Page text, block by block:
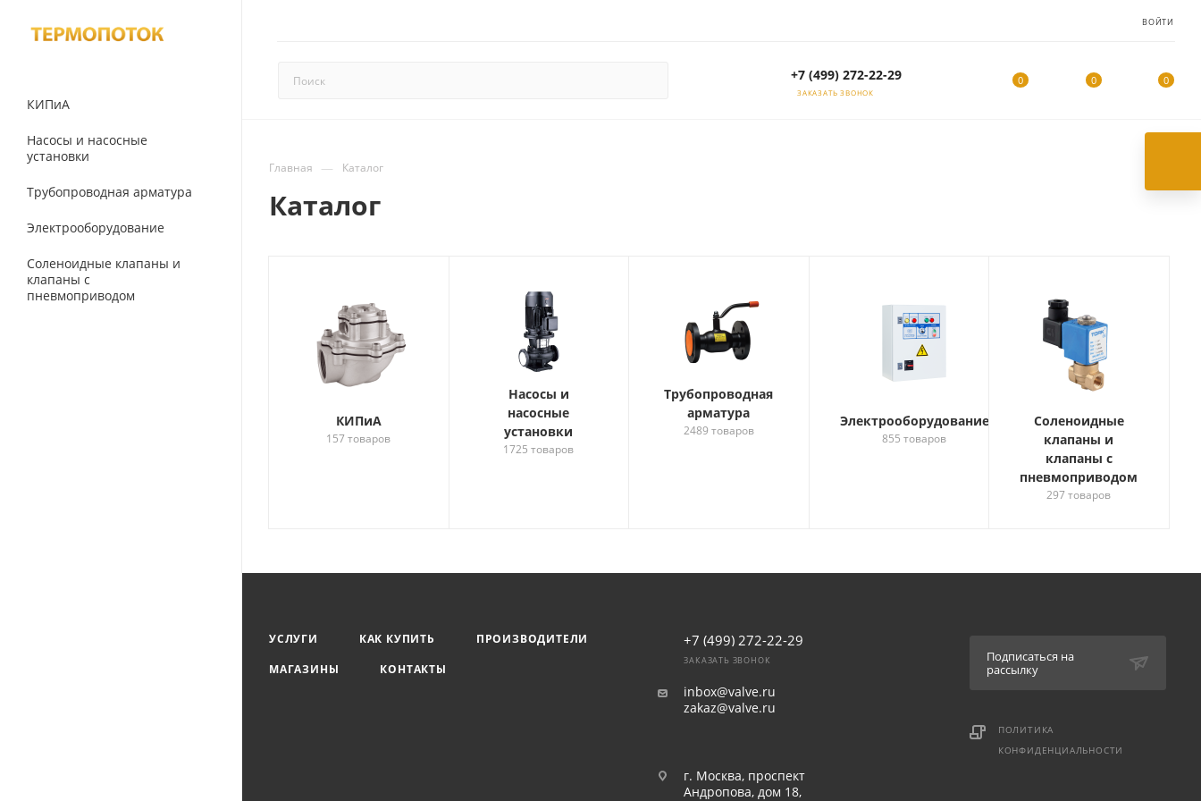
ВОЙТИ
+7 (499) 272-22-29
ЗАКАЗАТЬ ЗВОНОК
0 0 0
КИПиА
Насосы и насосные
установки
Трубопроводная арматура
Электрооборудование
Соленоидные клапаны и
клапаны с
пневмоприводом
Главная — Каталог
Каталог
КИПиА
157 товаров
Насосы и
насосные
установки
1725 товаров
Трубопроводная
арматура
2489 товаров
Электрооборудование
855 товаров
Соленоидные
клапаны и
клапаны с
пневмоприводом
297 товаров
УСЛУГИ КАК КУПИТЬ
ПРОИЗВОДИТЕЛИ
МАГАЗИНЫ
КОНТАКТЫ
+7 (499) 272-22-29
ЗАКАЗАТЬ ЗВОНОК
inbox@valve.ru
zakaz@valve.ru
г. Москва, проспект
Андропова, дом 18,
Подписаться на
рассылку
ПОЛИТИКА
КОНФИДЕНЦИАЛЬНОСТИ